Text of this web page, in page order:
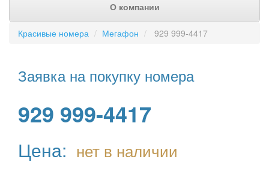
О компании
Красивые номера Мегафон 929 999-4417
Заявка на покупку номера
929 999-4417
Цена: нет в наличии